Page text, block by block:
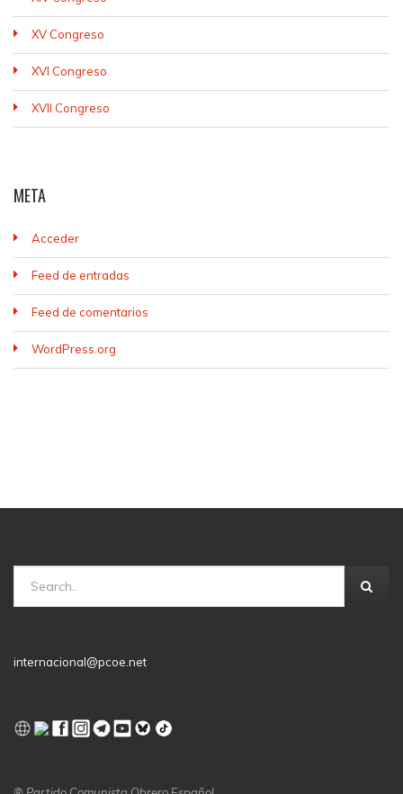
XV Congreso
XVI Congreso
XVII Congreso
META
Acceder
Feed de entradas
Feed de comentarios
WordPress.org
internacional@pcoe.net